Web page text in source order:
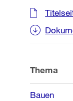
Thema
Bauen